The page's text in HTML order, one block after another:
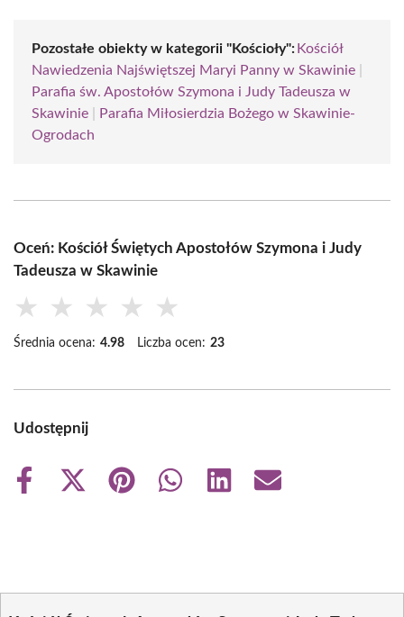
Pozostałe obiekty w kategorii "Kościoły": Kościół
Nawiedzenia Najświętszej Maryi Panny w Skawinie
Parafia św. Apostołów Szymona i Judy Tadeusza w
Skawinie
Parafia Miłosierdzia Bożego w Skawinie-
Ogrodach
Oceń: Kościół Świętych Apostołów Szymona i Judy
Tadeusza w Skawinie
★ ★ ★ ★ ★
Średnia ocena: 4.98 Liczba ocen: 23
Udostępnij
Share
Share
Share
Share
Share
Share